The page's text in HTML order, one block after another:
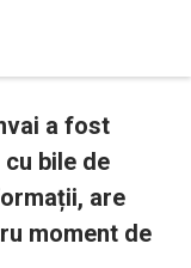
a fost
bile de
are
moment de